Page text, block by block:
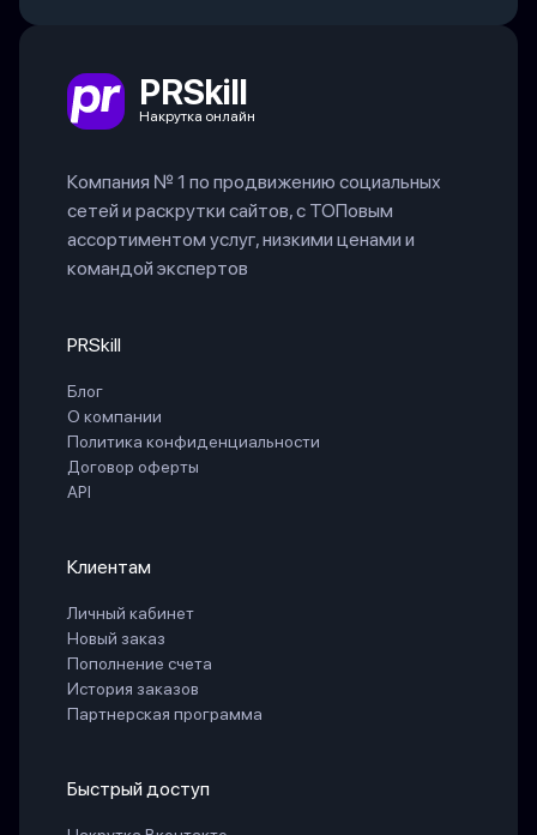
PRSkill
Накрутка онлайн
Компания № 1 по продвижению социальных
сетей и раскрутки сайтов, с ТОПовым
ассортиментом услуг, низкими ценами и
командой экспертов
PRSkill
Блог
О компании
Политика конфиденциальности
Договор оферты
API
Клиентам
Личный кабинет
Новый заказ
Пополнение счета
История заказов
Партнерская программа
Быстрый доступ